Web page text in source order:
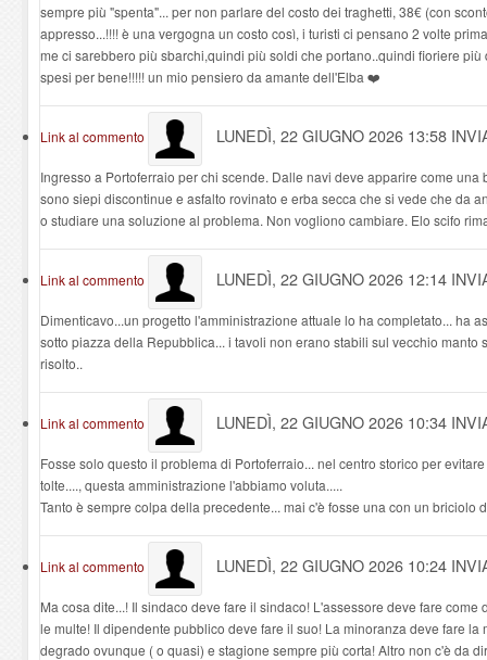
sempre più "spenta"... per non parlare del costo dei traghetti, 38€ (con
appresso...!!!! è una vergogna un costo così, i turisti ci pensano 2 volte
me ci sarebbero più sbarchi,quindi più soldi che portano..quindi fioriere
spesi per bene!!!!! un mio pensiero da amante dell'Elba ❤️
Link al commento LUNEDÌ, 22 GIUGNO 2026 13:58
Ingresso a Portoferraio per chi scende. Dalle navi deve apparire come
sono siepi discontinue e asfalto rovinato e erba secca che si vede che da
o studiare una soluzione al problema. Non vogliono cambiare. Elo scifo
Link al commento LUNEDÌ, 22 GIUGNO 2026 12:14
Dimenticavo...un progetto l'amministrazione attuale lo ha completato... ha
sotto piazza della Repubblica... i tavoli non erano stabili sul vecchio manto
risolto..
Link al commento LUNEDÌ, 22 GIUGNO 2026 10:34
Fosse solo questo il problema di Portoferraio... nel centro storico per
tolte...., questa amministrazione l'abbiamo voluta.....
Tanto è sempre colpa della precedente... mai c'è fosse una con un briciolo
Link al commento LUNEDÌ, 22 GIUGNO 2026 10:24
Ma cosa dite...! Il sindaco deve fare il sindaco! L'assessore deve fare
le multe! Il dipendente pubblico deve fare il suo! La minoranza deve fare la
degrado ovunque ( o quasi) e stagione sempre più corta! Altro non c'è da